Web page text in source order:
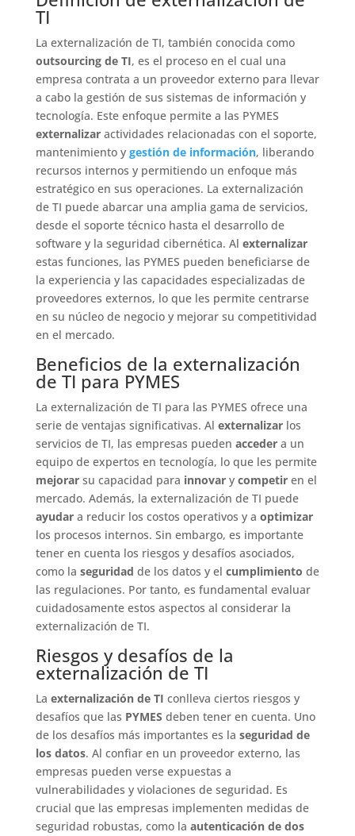
TI
La externalización de TI, también conocida como
outsourcing de TI, es el proceso en el cual una
empresa contrata a un proveedor externo para llevar
a cabo la gestión de sus sistemas de información y
tecnología. Este enfoque permite a las PYMES
externalizaractividades relacionadas con el soporte,
mantenimiento y gestión de información, liberando
recursos internos y permitiendo un enfoque más
estratégico en sus operaciones. La externalización
de TI puede abarcar una amplia gama de servicios,
desde el soporte técnico hasta el desarrollo de
software y la seguridad cibernética. Al externalizar
estas funciones, las PYMES pueden beneficiarse de
la experiencia y las capacidades especializadas de
proveedores externos, lo que les permite centrarse
en su núcleo de negocio y mejorar su competitividad
en el mercado.
Beneficios de la externalización
de TI para PYMES
La externalización de TI para las PYMES ofrece una
serie de ventajas significativas. Al externalizarlos
servicios de TI, las empresas pueden accedera un
equipo de expertos en tecnología, lo que les permite
mejorarsu capacidad para innovary competiren el
mercado. Además, la externalización de TI puede
ayudara reducir los costos operativos y a optimizar
los procesos internos. Sin embargo, es importante
tener en cuenta los riesgos y desafíos asociados,
como la seguridad de los datos y el cumplimiento de
las regulaciones. Por tanto, es fundamental evaluar
cuidadosamente estos aspectos al considerar la
externalización de TI.
Riesgos y desafíos de la
externalización de TI
La externalización de TI conlleva ciertos riesgos y
desafíos que las PYMES deben tener en cuenta. Uno
de los desafíos más importantes es la seguridad de
los datos. Al confiar en un proveedor externo, las
empresas pueden verse expuestas a
vulnerabilidades y violaciones de seguridad. Es
crucial que las empresas implementen medidas de
seguridad robustas, como la autenticación de dos